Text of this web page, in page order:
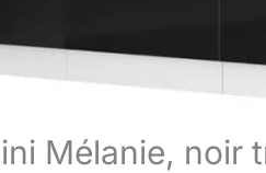
Mélanie, noir